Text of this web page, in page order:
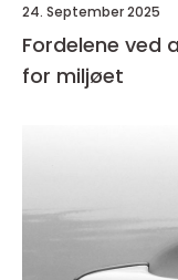
24. September 2025
Fordelene ved
for miljøet